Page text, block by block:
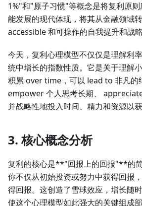
1%"和"原子习惯"等概念是将复利原
能发展的现代体现，将其从金融领域
accessible 和可操作的自我提升和战略
今天，复利心理模型不仅仅是理解利
统中增长的指数性质。它是关于理解
积累 over time，可以 lead to 非凡的
empower 个人思考长期、 appreciate
并战略性地投入时间、精力和资源以
3. 核心概念分析
复利的核心是**"回报上的回报"**的简
你不仅从初始投资或努力中获得回报
得回报。这创造了雪球效应，增长随
使这个心理模型如此强大的关键组成